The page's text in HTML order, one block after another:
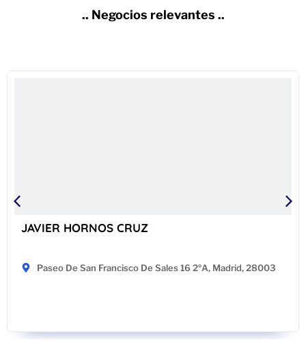
.. Negocios relevantes ..
JAVIER HORNOS CRUZ
Paseo De San Francisco De Sales 16 2ºA, Madrid, 28003